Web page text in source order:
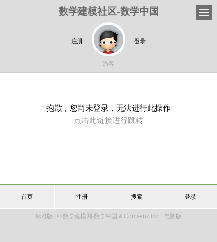
数学建模社区-数学中国
注册 登录
游客
抱歉，您尚未登录，无法进行此操作
点击此链接进行跳转
首页 注册 搜索 登录
标准版 © 数学建模网-数学中国 & Comsenz Inc. 电脑版